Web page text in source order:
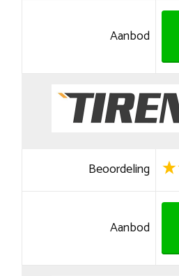
Aanbod
Beoordeling
Aanbod